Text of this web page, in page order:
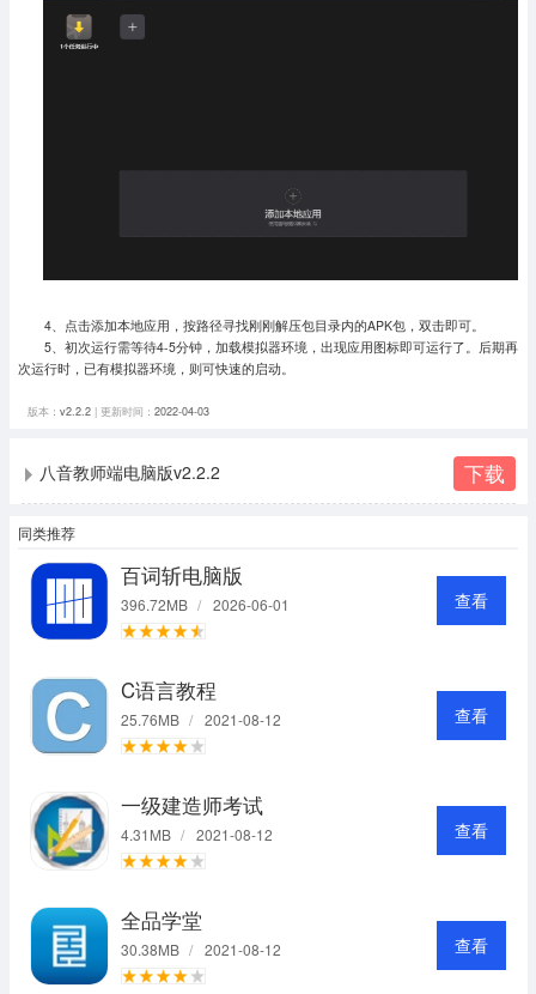
4、点击添加本地应用，按路径寻找刚刚解压包目录内的APK包，双击即可。
5、初次运行需等待4-5分钟，加载模拟器环境，出现应用图标即可运行了。 后期再
次运行时，已有模拟器环境，则可快速的启动。
版本： v2.2.2| 更新时间： 2022-04-03
八音教师端电脑版v2.2.2 下载
同类推荐
百词斩电脑版
396.72MB / 2026-06-01 查看
C语言教程
25.76MB / 2021-08-12 查看
一级建造师考试
4.31MB / 2021-08-12 查看
全品学堂
30.38MB / 2021-08-12 查看